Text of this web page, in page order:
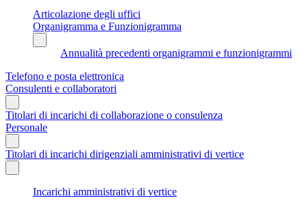
Articolazione degli uffici
Organigramma e Funzionigramma
Annualità precedenti organigrammi e funzionigrammi
Telefono e posta elettronica
Consulenti e collaboratori
Titolari di incarichi di collaborazione o consulenza
Personale
Titolari di incarichi dirigenziali amministrativi di vertice
Incarichi amministrativi di vertice